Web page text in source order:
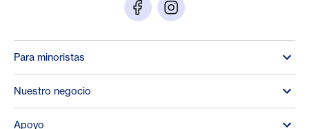
Para minoristas
Nuestro negocio
Apoyo